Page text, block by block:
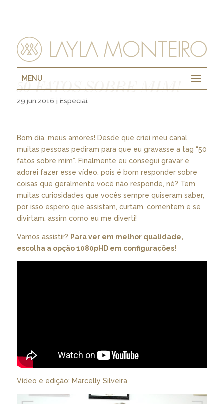
MENU
50 FATOS SOBRE MIM!
29.jun.2016 | Especial
Bom dia, meus amores! Desde que criei meu canal
muitas pessoas pediram para que eu gravasse a tag “50
fatos sobre mim”. Finalmente eu consegui gravar e
adorei fazer esse vídeo, pois é bom responder sobre
coisas que geralmente você não responde, né? Tem
muitas curiosidades que vocês sempre quiseram saber,
por isso espero que assistam, curtam, comentem e se
divirtam, assim como eu me diverti!
Vamos assistir? Para ver em melhor qualidade,
escolha a opção 1080pHD em configurações!
Vídeo e edição: Marcelly Silveira